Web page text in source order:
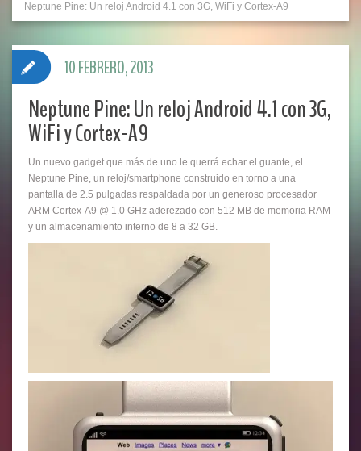
Neptune Pine: Un reloj Android 4.1 con 3G, WiFi y Cortex-A9
Neptune Pine: Un reloj Android 4.1 con 3G,
WiFi y Cortex-A9
Un nuevo gadget que más de uno le querrá echar el guante, el
Neptune Pine, un reloj/smartphone construido en torno a una
pantalla de 2.5 pulgadas respaldada por un generoso procesador
ARM Cortex-A9 @ 1.0 GHz aderezado con 512 MB de memoria RAM
y un almacenamiento interno de 8 a 32 GB.
10 FEBRERO, 2013